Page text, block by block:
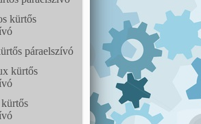
kürtős
páraelszívó
kürtős